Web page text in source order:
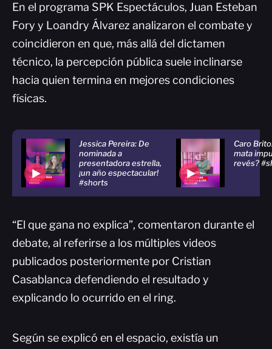
En el programa SPK Espectáculos, Juan Esteban
Fory y Loandry Álvarez analizaron el combate y
coincidieron en que, más allá del dictamen
técnico, la percepción pública suele inclinarse
hacia quien termina en mejores condiciones
físicas.
Jessica Pereira: De
nominada a
presentadora estrella,
¡un año espectacular!
#shorts
Caro
mata
revés?
“El que gana no explica”, comentaron durante el
debate, al referirse a los múltiples videos
publicados posteriormente por Cristian
Casablanca defendiendo el resultado y
explicando lo ocurrido en el ring.
Según se explicó en el espacio, existía un